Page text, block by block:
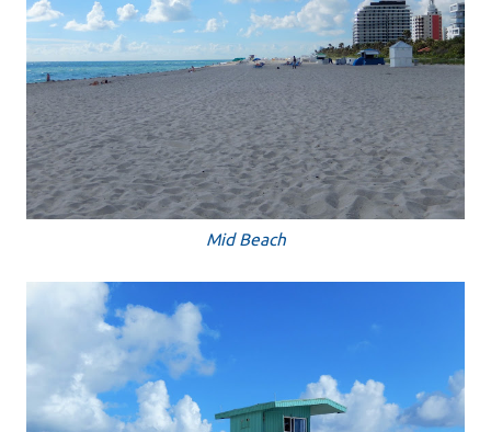
Mid Beach